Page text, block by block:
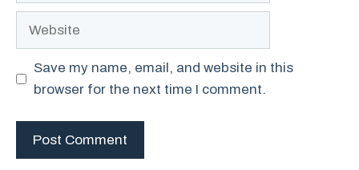
Website
Save my name, email, and website in this
browser for the next time I comment.